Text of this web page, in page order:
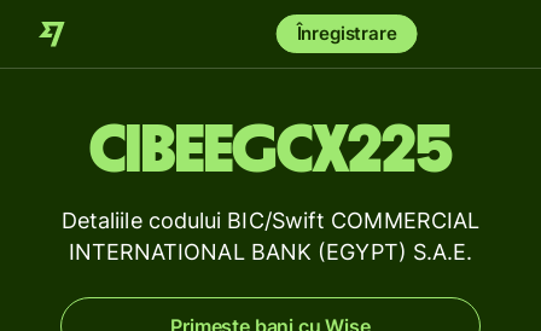
Înregistrare
CIBEEGCX225
Detaliile codului BIC/Swift COMMERCIAL
INTERNATIONAL BANK (EGYPT) S.A.E.
Primește bani cu Wise